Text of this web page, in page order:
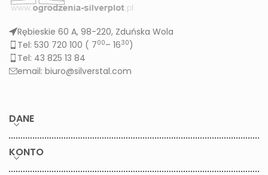
Rębieskie 60 A, 98-220, Zduńska Wola
Tel: 530 720 100 ( 700– 1630)
Tel: 43 825 13 84
email: biuro@silverstal.com
DANE
KONTO